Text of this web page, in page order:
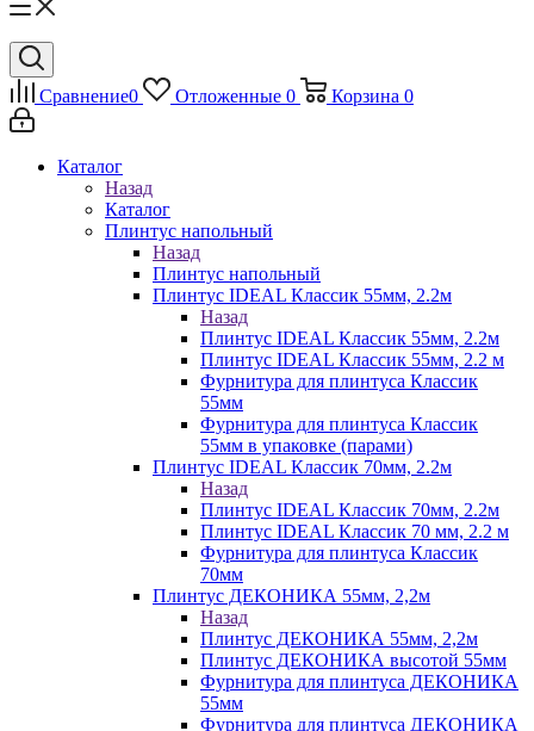
Сравнение0 Отложенные 0 Корзина 0
Каталог
Назад
Каталог
Плинтус напольный
Назад
Плинтус напольный
Плинтус IDEAL Классик 55мм, 2.2м
Назад
Плинтус IDEAL Классик 55мм, 2.2м
Плинтус IDEAL Классик 55мм, 2.2 м
Фурнитура для плинтуса Классик
55мм
Фурнитура для плинтуса Классик
55мм в упаковке (парами)
Плинтус IDEAL Классик 70мм, 2.2м
Назад
Плинтус IDEAL Классик 70мм, 2.2м
Плинтус IDEAL Классик 70 мм, 2.2 м
Фурнитура для плинтуса Классик
70мм
Плинтус ДЕКОНИКА 55мм, 2,2м
Назад
Плинтус ДЕКОНИКА 55мм, 2,2м
Плинтус ДЕКОНИКА высотой 55мм
Фурнитура для плинтуса ДЕКОНИКА
55мм
Фурнитура для плинтуса ДЕКОНИКА